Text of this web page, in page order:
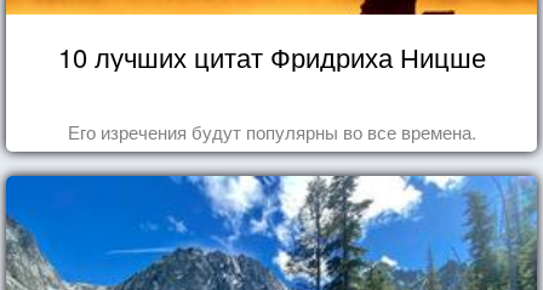
10 лучших цитат Фридриха Ницше
Его изречения будут популярны во все времена.